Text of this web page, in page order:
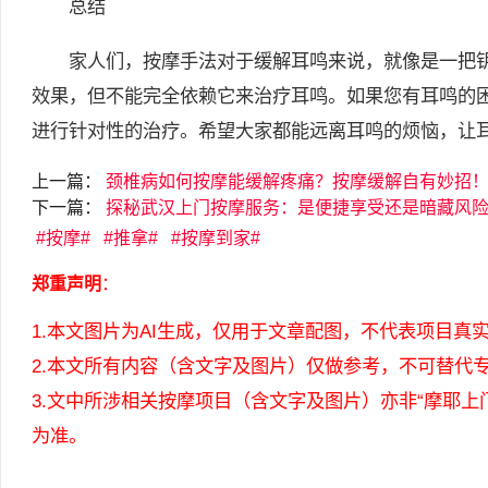
总结
家人们，按摩手法对于缓解耳鸣来说，就像是一把
效果，但不能完全依赖它来治疗耳鸣。如果您有耳鸣
进行针对性的治疗。希望大家都能远离耳鸣的烦恼，让
上一篇：
颈椎病如何按摩能缓解疼痛？按摩缓解自有妙招！
下一篇：
探秘武汉上门按摩服务：是便捷享受还是暗藏风
按摩
推拿 按摩到家
郑重声明 ：
1.本文图片为AI生成，仅用于文章配图，不代表项目真
2.本文所有内容（含文字及图片）仅做参考，不可替代
3.文中所涉相关按摩项目（含文字及图片）亦非“摩耶
为准。